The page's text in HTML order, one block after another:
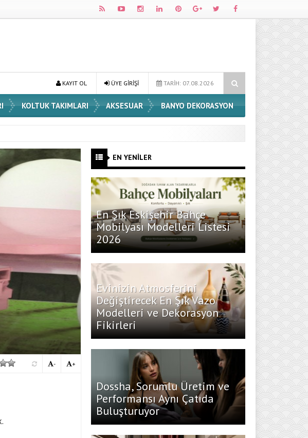
Dekorasyon Fikirleri Dossha, Sorumlu Üretim ve Performansı Aynı Çatıda Buluşturuyor
TARİH: 07.08.2026
ÜYE GİRİŞİ
KAYIT OL
KOLTUK TAKIMLARI AKSESUAR BANYO DEKORASYON
+
-
EN YENİLER
En Şık Eskişehir Bahçe
Mobilyası Modelleri Listesi
2026
Evinizin Atmosferini
Değiştirecek En Şık Vazo
Modelleri ve Dekorasyon
Fikirleri
Dossha, Sorumlu Üretim ve
Performansı Aynı Çatıda
Buluşturuyor